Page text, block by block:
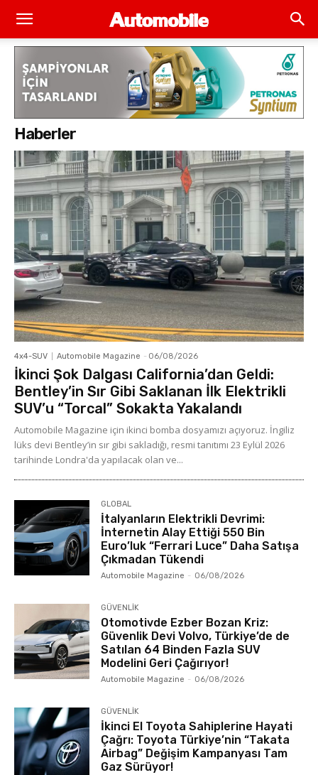
Haberler
4x4-SUV Automobile Magazine - 06/08/2026
İkinci Şok Dalgası California’dan Geldi:
Bentley’in Sır Gibi Saklanan İlk Elektrikli
SUV’u “Torcal” Sokakta Yakalandı
Automobile Magazine için ikinci bomba dosyamızı açıyoruz. İngiliz
lüks devi Bentley’in sır gibi sakladığı, resmi tanıtımı 23 Eylül 2026
tarihinde Londra'da yapılacak olan ve...
GLOBAL
İtalyanların Elektrikli Devrimi:
İnternetin Alay Ettiği 550 Bin
Euro’luk “Ferrari Luce” Daha Satışa
Çıkmadan Tükendi
Automobile Magazine - 06/08/2026
GÜVENLİK
Otomotivde Ezber Bozan Kriz:
Güvenlik Devi Volvo, Türkiye’de de
Satılan 64 Binden Fazla SUV
Modelini Geri Çağırıyor!
Automobile Magazine - 06/08/2026
GÜVENLİK
İkinci El Toyota Sahiplerine Hayati
Çağrı: Toyota Türkiye’nin “Takata
Airbag” Değişim Kampanyası Tam
Gaz Sürüyor!